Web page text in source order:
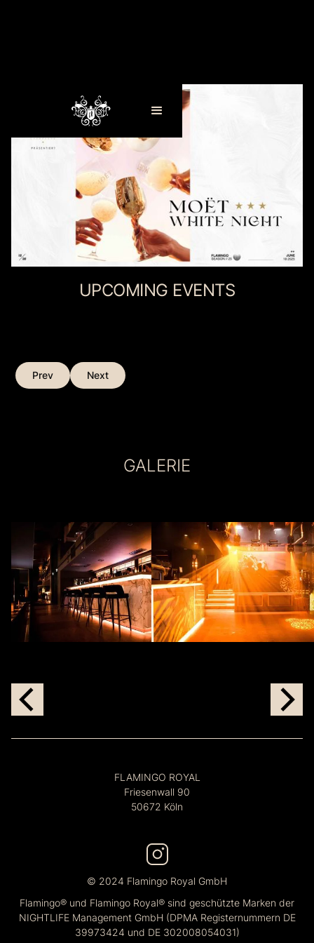
UPCOMING EVENTS
Prev Next
GALERIE
FLAMINGO ROYAL
Friesenwall 90
50672 Köln
© 2024 Flamingo Royal GmbH
Flamingo® und Flamingo Royal® sind geschützte Marken der
NIGHTLIFE Management GmbH (DPMA Registernummern DE
39973424 und DE 302008054031)